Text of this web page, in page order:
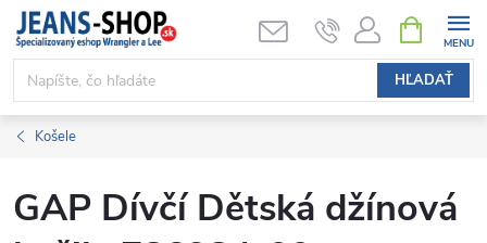
Prejsť
obsah
HĽADAŤ
KOŠÍK
Košele
GAP Dívčí Dětská džínová